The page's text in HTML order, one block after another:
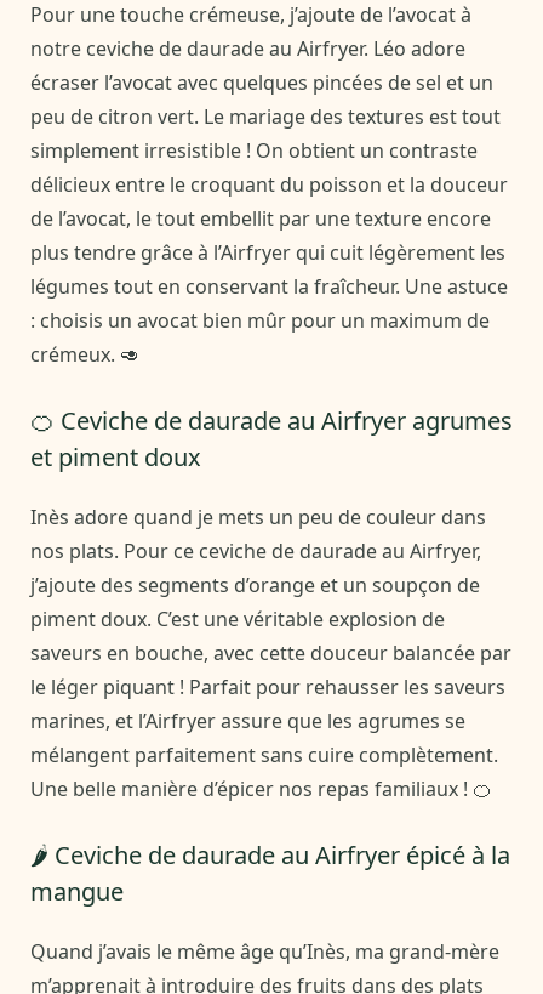
Pour une touche crémeuse, j’ajoute de l’avocat à
notre ceviche de daurade au Airfryer. Léo adore
écraser l’avocat avec quelques pincées de sel et un
peu de citron vert. Le mariage des textures est tout
simplement irresistible ! On obtient un contraste
délicieux entre le croquant du poisson et la douceur
de l’avocat, le tout embellit par une texture encore
plus tendre grâce à l’Airfryer qui cuit légèrement les
légumes tout en conservant la fraîcheur. Une astuce
: choisis un avocat bien mûr pour un maximum de
crémeux. 🥑
🍊 Ceviche de daurade au Airfryer agrumes
et piment doux
Inès adore quand je mets un peu de couleur dans
nos plats. Pour ce ceviche de daurade au Airfryer,
j’ajoute des segments d’orange et un soupçon de
piment doux. C’est une véritable explosion de
saveurs en bouche, avec cette douceur balancée par
le léger piquant ! Parfait pour rehausser les saveurs
marines, et l’Airfryer assure que les agrumes se
mélangent parfaitement sans cuire complètement.
Une belle manière d’épicer nos repas familiaux ! 🍊
🌶️ Ceviche de daurade au Airfryer épicé à la
mangue
Quand j’avais le même âge qu’Inès, ma grand-mère
m’apprenait à introduire des fruits dans des plats